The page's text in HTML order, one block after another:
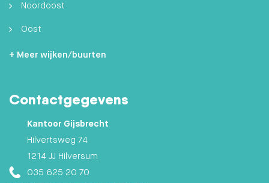
Noordoost
Oost
Zuidoost
Zuid
+ Meer wijken/buurten
Contactgegevens
Kantoor Gijsbrecht
Hilvertsweg 74
1214 JJ Hilversum
035 625 20 70